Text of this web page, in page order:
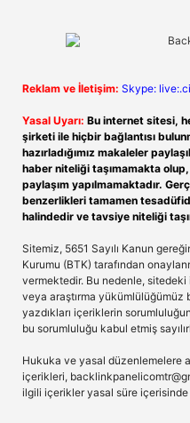
Reklam ve İletişim: Skype:
Yasal Uyarı: Bu internet sitesi,
şirketi ile hiçbir bağlantısı
hazırladığımız makaleler
haber niteliği taşımamakta
paylaşım yapılmamaktadır.
benzerlikleri tamamen
halindedir ve tavsiye niteliği
Sitemiz, 5651 Sayılı Kanun
Kurumu (BTK) tarafından
vermektedir. Bu nedenle,
veya araştırma yükümlülüğümüz
yazdıkları içeriklerin
bu sorumluluğu kabul etmiş
Hukuka ve yasal düzenlemelere
içerikleri,
ilgili içerikler yasal süre içerisinde